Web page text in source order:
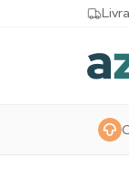
Skip to content